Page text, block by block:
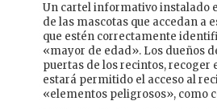
Un cartel informativo instalado
de las mascotas que accedan a
que estén correctamente
«mayor de edad». Los dueños
puertas de los recintos, recoger
estará permitido el acceso al
«elementos peligrosos», como